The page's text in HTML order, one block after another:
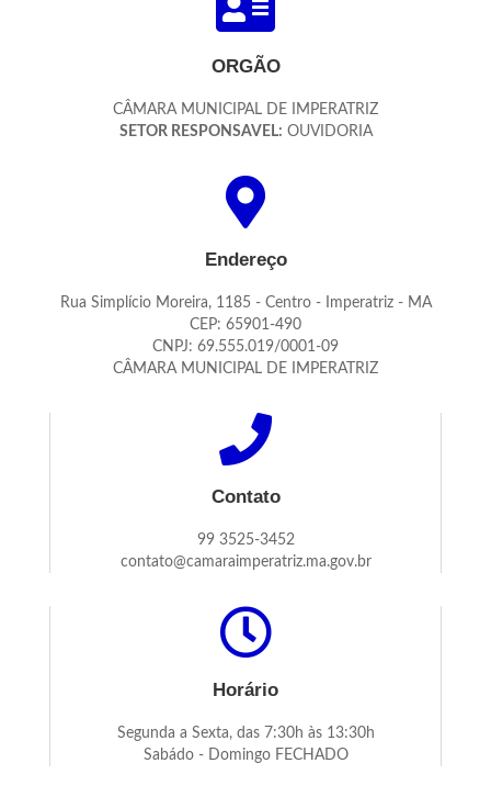
ORGÃO
CÂMARA MUNICIPAL DE IMPERATRIZ
SETOR RESPONSAVEL: OUVIDORIA
Endereço
Rua Simplício Moreira, 1185 - Centro - Imperatriz - MA
CEP: 65901-490
CNPJ: 69.555.019/0001-09
CÂMARA MUNICIPAL DE IMPERATRIZ
Contato
99 3525-3452
contato@camaraimperatriz.ma.gov.br
Horário
Segunda a Sexta, das 7:30h às 13:30h
Sabádo - Domingo FECHADO